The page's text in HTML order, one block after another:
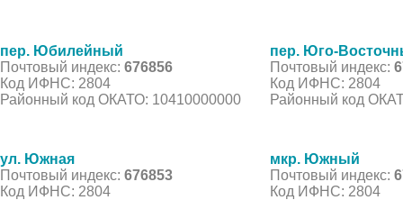
пер. Юбилейный
Почтовый индекс: 676856
Код ИФНС: 2804
Районный код ОКАТО: 10410000000
пер. Юго-
Почтовый индекс:
Код ИФНС: 2804
Районный код
ул. Южная
Почтовый индекс: 676853
Код ИФНС: 2804
мкр. Южный
Почтовый индекс:
Код ИФНС: 2804